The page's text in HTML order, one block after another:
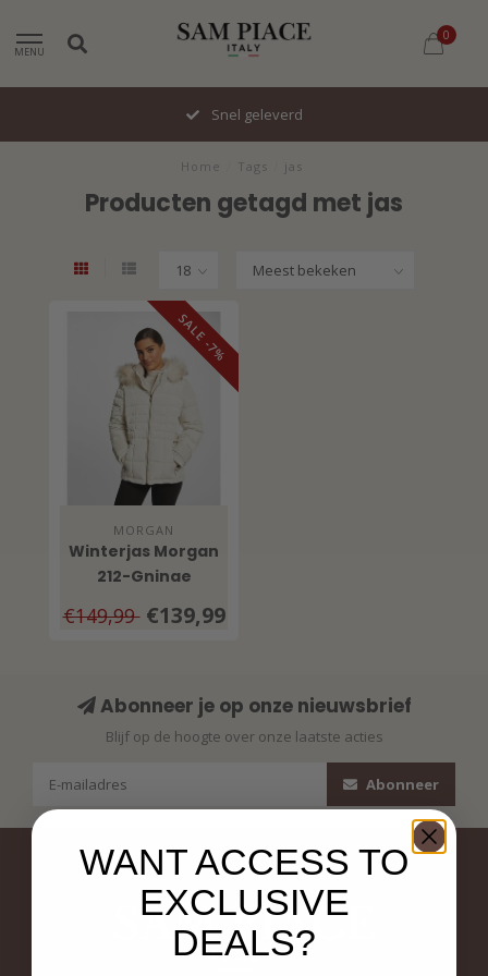
MENU
0
Snel geleverd
Home Tags jas
Producten getagd met jas
SALE -7%
MORGAN
Winterjas Morgan
212-Gninae
€149,99 €139,99
Abonneer je op onze nieuwsbrief
Blijf op de hoogte over onze laatste acties
Abonneer
WANT ACCESS TO
EXCLUSIVE
DEALS?